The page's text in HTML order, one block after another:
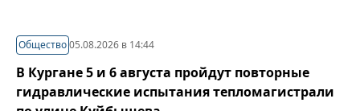
Общество05.08.2026 в 14:44
В Кургане 5 и 6 августа пройдут повторные
гидравлические испытания тепломагистрали